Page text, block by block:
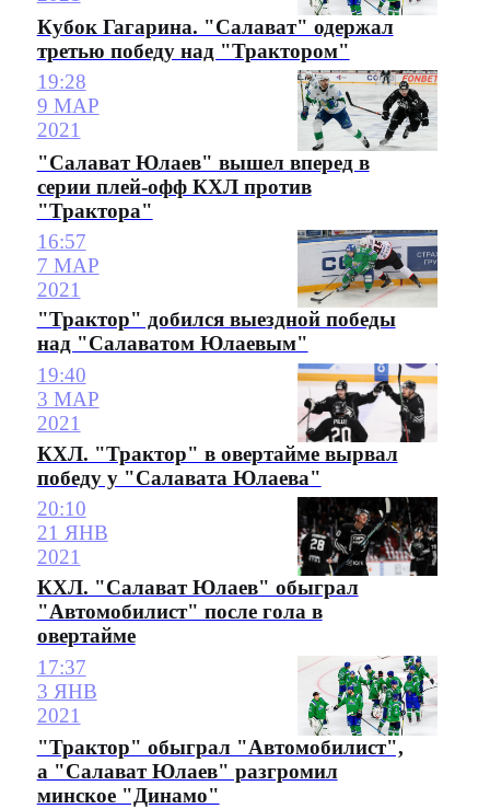
Кубок Гагарина. "Салават" одержал
третью победу над "Трактором"
19:28
9 МАР
2021
"Салават Юлаев" вышел вперед в
серии плей-офф КХЛ против
"Трактора"
16:57
7 МАР
2021
"Трактор" добился выездной победы
над "Салаватом Юлаевым"
19:40
3 МАР
2021
КХЛ. "Трактор" в овертайме вырвал
победу у "Салавата Юлаева"
20:10
21 ЯНВ
2021
КХЛ. "Салават Юлаев" обыграл
"Автомобилист" после гола в
овертайме
17:37
3 ЯНВ
2021
"Трактор" обыграл "Автомобилист",
а "Салават Юлаев" разгромил
минское "Динамо"